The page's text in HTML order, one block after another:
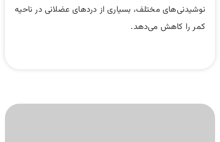
نوشیدنی‌های مختلف، بسیاری از درد‌های عضلانی در ناحیه
کمر را کاهش می‌دهد.